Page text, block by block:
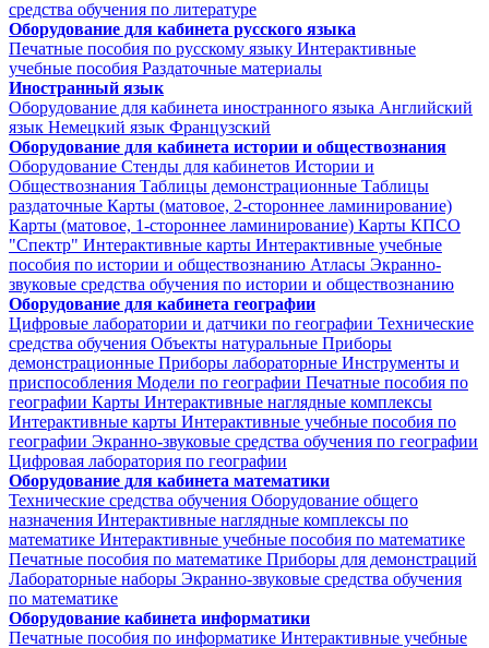
средства обучения по литературе
Оборудование для кабинета русского языка
Печатные пособия по русскому языку Интерактивные
учебные пособия Раздаточные материалы
Иностранный язык
Оборудование для кабинета иностранного языка Английский
язык Немецкий язык Французский
Оборудование для кабинета истории и обществознания
Оборудование Стенды для кабинетов Истории и
Обществознания Таблицы демонстрационные Таблицы
раздаточные Карты (матовое, 2-стороннее ламинирование)
Карты (матовое, 1-стороннее ламинирование) Карты КПСО
"Спектр" Интерактивные карты Интерактивные учебные
пособия по истории и обществознанию Атласы Экранно-
звуковые средства обучения по истории и обществознанию
Оборудование для кабинета географии
Цифровые лаборатории и датчики по географии Технические
средства обучения Объекты натуральные Приборы
демонстрационные Приборы лабораторные Инструменты и
приспособления Модели по географии Печатные пособия по
географии Карты Интерактивные наглядные комплексы
Интерактивные карты Интерактивные учебные пособия по
географии Экранно-звуковые средства обучения по географии
Цифровая лаборатория по географии
Оборудование для кабинета математики
Технические средства обучения Оборудование общего
назначения Интерактивные наглядные комплексы по
математике Интерактивные учебные пособия по математике
Печатные пособия по математике Приборы для демонстраций
Лабораторные наборы Экранно-звуковые средства обучения
по математике
Оборудование кабинета информатики
Печатные пособия по информатике Интерактивные учебные